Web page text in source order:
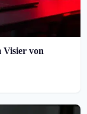
Visier von